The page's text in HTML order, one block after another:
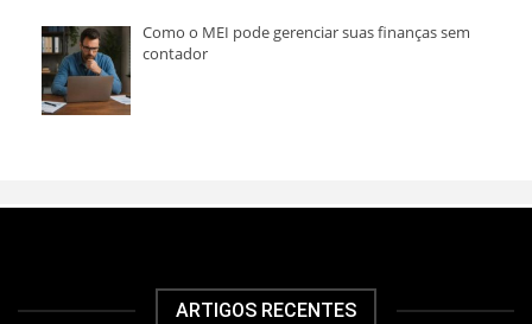
Como o MEI pode gerenciar suas finanças sem
contador
ARTIGOS RECENTES